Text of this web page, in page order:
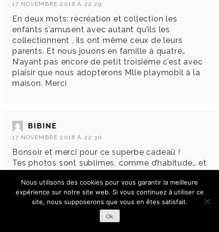
17 NOVEMBRE 2016 À 22:29
En deux mots: récréation et collection les
enfants s’amusent avec autant qu’ils les
collectionnent , ils ont même ceux de leurs
parents. Et nous jouons en famille à quatre…
N’ayant pas encore de petit troisième c’est avec
plaisir que nous adopterons Mlle playmobil à la
maison. Merci
BIBINE
17 NOVEMBRE 2016 À 22:30
Bonsoir et merci pour ce superbe cadeaû !
Tes photos sont sublimes, comme d’habitude… et
A la maison j’ai 2 fans de playmobils : ma fille de
3 ans scalpe la tête de quasi tous les playmobils
de son frère et perd évidemment les
cheveulures… CE qui m’agace et énerve son frère
Nous utilisons des cookies pour vous garantir la meilleure
expérience sur notre site web. Si vous continuez à utiliser ce
site, nous supposerons que vous en êtes satisfait.
Ok